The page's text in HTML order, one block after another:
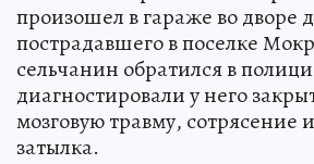
произошел в гараже во дворе
пострадавшего в поселке
сельчанин обратился в
диагностировали у него
мозговую травму, сотрясение
затылка.